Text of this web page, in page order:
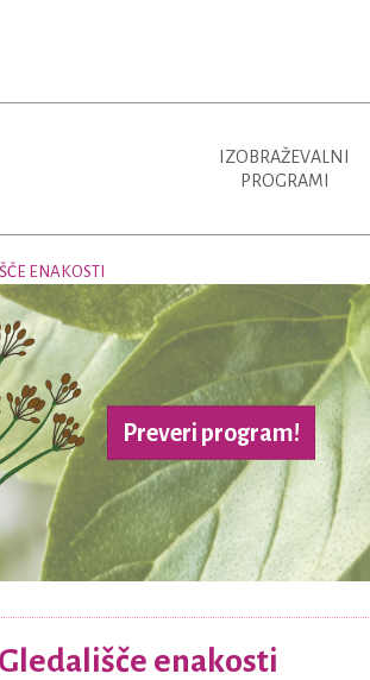
IZOBRAŽEVALNI
PROGRAMI
ENAKOSTI
Preveri program!
enakosti